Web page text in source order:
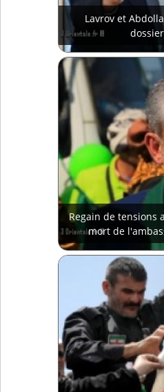
Lavrov et
Regain de tensions
mort de